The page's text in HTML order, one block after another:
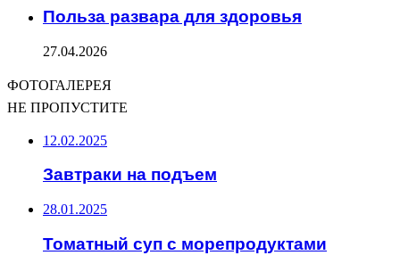
Польза развара для здоровья
27.04.2026
ФОТОГАЛЕРЕЯ
НЕ ПРОПУСТИТЕ
12.02.2025
Завтраки на подъем
28.01.2025
Томатный суп с морепродуктами